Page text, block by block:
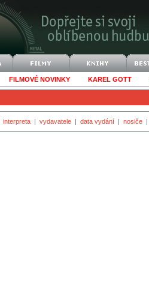
FILMOVÉ NOVINKY KAREL GOTT
interpreta | vydavatele | data vydání | nosiče |